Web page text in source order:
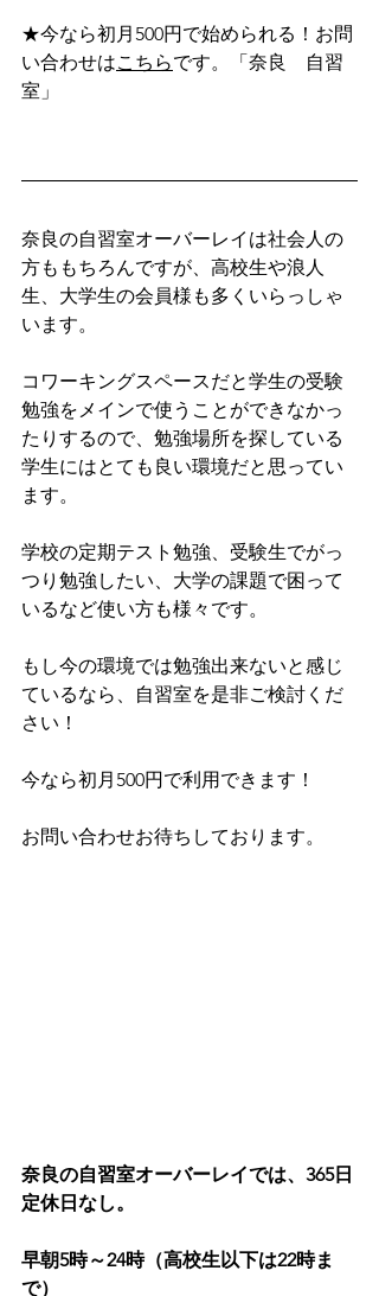
★今なら初月500円で始められる！お問
い合わせはこちらです。「奈良　自習
室」
奈良の自習室オーバーレイは社会人の
方ももちろんですが、高校生や浪人
生、大学生の会員様も多くいらっしゃ
います。
コワーキングスペースだと学生の受験
勉強をメインで使うことができなかっ
たりするので、勉強場所を探している
学生にはとても良い環境だと思ってい
ます。
学校の定期テスト勉強、受験生でがっ
つり勉強したい、大学の課題で困って
いるなど使い方も様々です。
もし今の環境では勉強出来ないと感じ
ているなら、自習室を是非ご検討くだ
さい！
今なら初月500円で利用できます！
お問い合わせお待ちしております。
奈良の自習室オーバーレイでは、365日
定休日なし。
早朝5時～24時（高校生以下は22時ま
で）